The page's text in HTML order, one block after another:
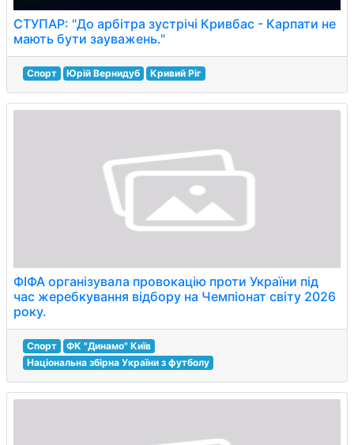
СТУПАР: "До арбітра зустрічі Кривбас - Карпати не
мають бути зауважень."
Спорт Юрій Вернидуб Кривий Ріг
ФІФА організувала провокацію проти України під
час жеребкування відбору на Чемпіонат світу 2026
року.
Спорт
ФК "Динамо" Київ
Національна збірна України з футболу